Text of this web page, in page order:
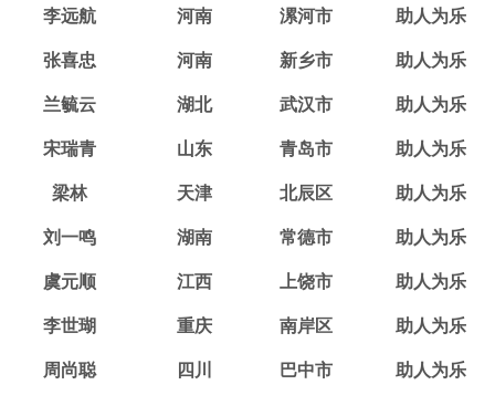
李远航 河南 漯河市 助人为乐
张喜忠 河南 新乡市 助人为乐
兰毓云 湖北 武汉市 助人为乐
宋瑞青 山东 青岛市 助人为乐
梁林 天津 北辰区 助人为乐
刘一鸣 湖南 常德市 助人为乐
虞元顺 江西 上饶市 助人为乐
李世瑚 重庆 南岸区 助人为乐
周尚聪 四川 巴中市 助人为乐